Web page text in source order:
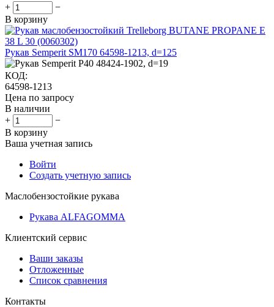
+
−
В корзину
Рукав Semperit SM170 64598-1213, d=125
КОД:
64598-1213
Цена по запросу
В наличии
+
−
В корзину
Ваша учетная запись
Войти
Создать учетную запись
Маслобензостойкие рукава
Рукава ALFAGOMMA
Клиентский сервис
Ваши заказы
Отложенные
Список сравнения
Контакты